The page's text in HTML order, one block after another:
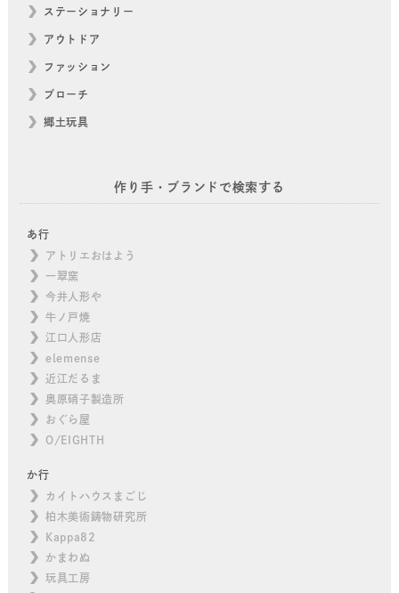
ステーショナリー
アウトドア
ファッション
ブローチ
郷土玩具
作り手・ブランドで検索する
あ行
アトリエおはよう
一翠窯
今井人形や
牛ノ戸焼
江口人形店
elemense
近江だるま
奥原硝子製造所
おぐら屋
O/EIGHTH
か行
カイトハウスまごじ
柏木美術鋳物研究所
Kappa82
かまわぬ
玩具工房